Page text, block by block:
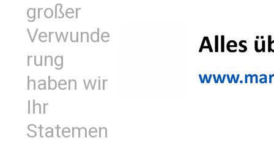
großer
Verwunde
rung
haben wir
Ihr
Statemen